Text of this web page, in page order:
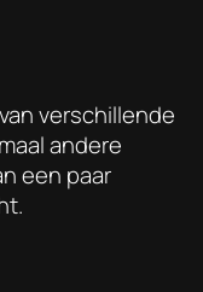
verschillende
andere
een paar